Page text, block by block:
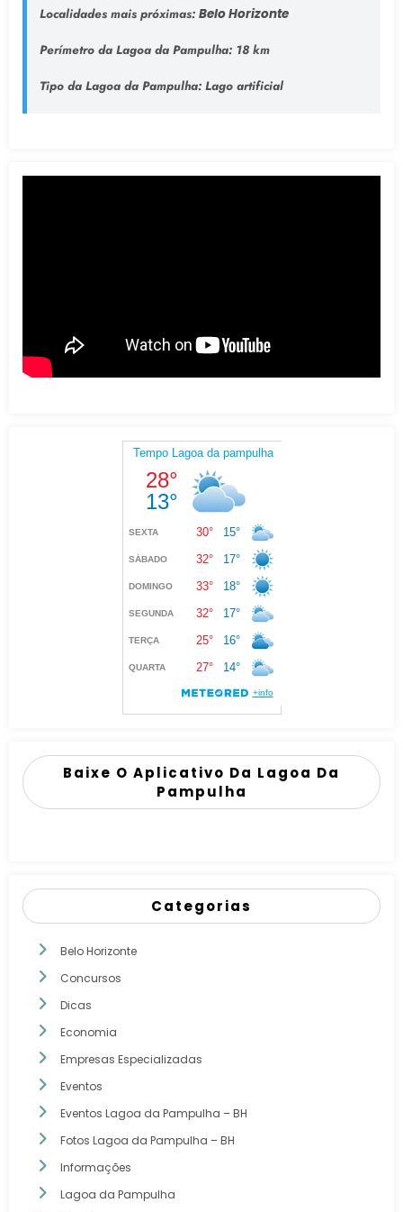
Localidades mais próximas: Belo Horizonte
Perímetro da Lagoa da Pampulha:18 km
Tipo da Lagoa da Pampulha: Lago artificial
Baixe O Aplicativo Da Lagoa Da
Pampulha
Categorias
Belo Horizonte
Concursos
Dicas
Economia
Empresas Especializadas
Eventos
Eventos Lagoa da Pampulha – BH
Fotos Lagoa da Pampulha – BH
Informações
Lagoa da Pampulha